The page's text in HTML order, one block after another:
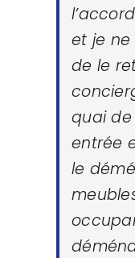
et je ne
de le
quai de
entrée
le